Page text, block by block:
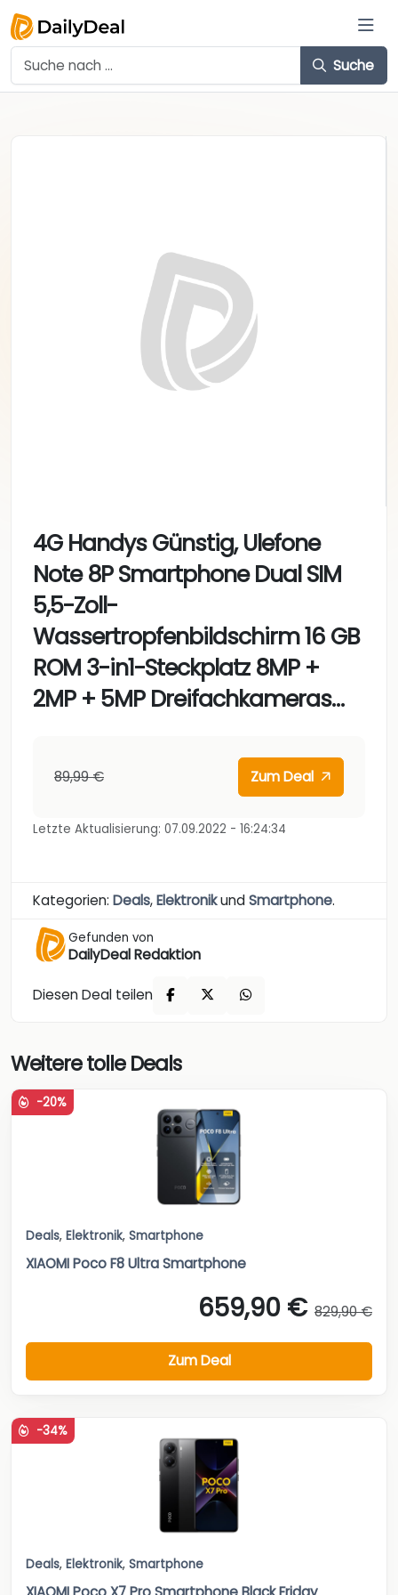
Suche
4G Handys Günstig, Ulefone
Note 8P Smartphone Dual SIM
5,5-Zoll-
Wassertropfenbildschirm 16 GB
ROM 3-in1-Steckplatz 8MP +
2MP + 5MP Dreifachkameras…
89,99 € Zum Deal
Letzte Aktualisierung: 07.09.2022 - 16:24:34
Kategorien: Deals,ElektronikundSmartphone.
Gefunden von
DailyDeal Redaktion
Diesen Deal teilen
Weitere tolle Deals
-20%
Deals, Elektronik, Smartphone
XIAOMI Poco F8 Ultra Smartphone
659,90 € 829,90 €
Zum Deal
-34%
Deals, Elektronik, Smartphone